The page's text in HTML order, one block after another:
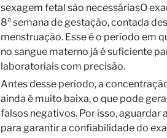
sexagem fetal são necessáriasO
8ª semana de gestação, contada
menstruação. Esse é o período em
no sangue materno já é suficiente
laboratoriais com precisão.
Antes desse período, a
ainda é muito baixa, o que pode
falsos negativos. Por isso, aguardar
para garantir a confiabilidade do